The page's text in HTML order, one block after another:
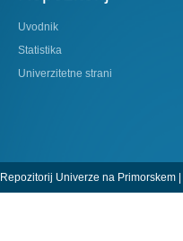
Uvodnik
Statistika
Univerzitetne strani
Repozitorij Univerze na Primorskem |